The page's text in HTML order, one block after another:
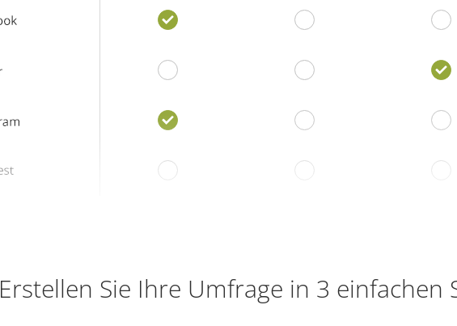
Erstellen Sie Ihre Umfrage in 3 einfachen